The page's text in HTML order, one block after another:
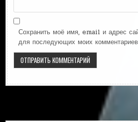
Сохранить моё имя, email и адрес
для последующих моих